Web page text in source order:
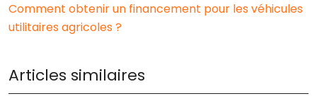
Comment obtenir un financement pour les véhicules
utilitaires agricoles ?
Articles similaires